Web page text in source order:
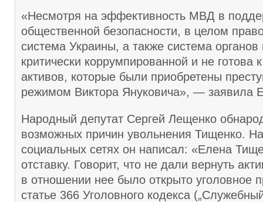
«Несмотря на эффективность МВД в
общественной безопасности, в целом
система Украины, а также система органов
критически коррумпированной и не готова
активов, которые были приобретены
режимом Виктора Януковича», — заявила
Народный депутат Сергей Лещенко
возможных причин увольнения Тищенко.
социальных сетях он написал: «Елена
отставку. Говорит, что не дали вернуть
в отношении нее было открыто уголовное
статье 366 Уголовного кодекса